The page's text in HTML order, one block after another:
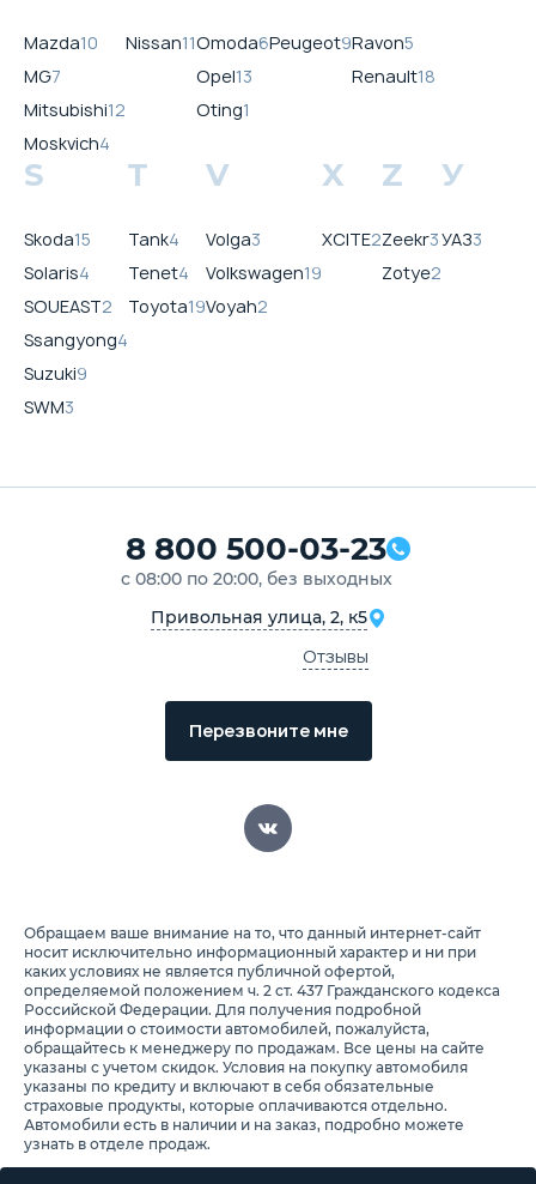
Mazda10
MG7
Mitsubishi12
Moskvich4
Nissan11Omoda6
Opel13
Oting1
Peugeot9Ravon5
Renault18
S
Skoda15
Solaris4
SOUEAST2
Ssangyong4
Suzuki9
SWM3
T
Tank4
Tenet4
Toyota19
V
Volga3
Volkswagen19
Voyah2
X
XCITE2
Z
Zeekr3
Zotye2
У
УАЗ3
8 800 500-03-23
с 08:00 по 20:00, без выходных
Привольная улица, 2, к5
Отзывы
Перезвоните мне
Обращаем ваше внимание на то, что данный интернет-сайт
носит исключительно информационный характер и ни при
каких условиях не является публичной офертой,
определяемой положением ч. 2 ст. 437 Гражданского кодекса
Российской Федерации. Для получения подробной
информации о стоимости автомобилей, пожалуйста,
обращайтесь к менеджеру по продажам. Все цены на сайте
указаны с учетом скидок. Условия на покупку автомобиля
указаны по кредиту и включают в себя обязательные
страховые продукты, которые оплачиваются отдельно.
Автомобили есть в наличии и на заказ, подробно можете
узнать в отделе продаж.
Предоставляя свои персональные данные и используя